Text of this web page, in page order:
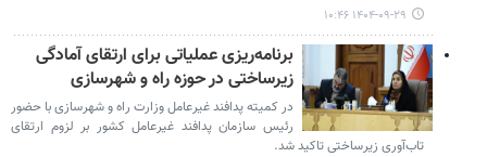
۱۴۰۴-۰۹-۲۹ ۱۰:۴۶
برنامه‌ریزی عملیاتی برای ارتقای آمادگی
زیرساختی در حوزه راه و شهرسازی
در کمیته پدافند غیرعامل وزارت راه و شهرسازی با حضور
رئیس سازمان پدافند غیرعامل کشور بر لزوم ارتقای
تاب‌آوری زیرساختی تاکید شد.